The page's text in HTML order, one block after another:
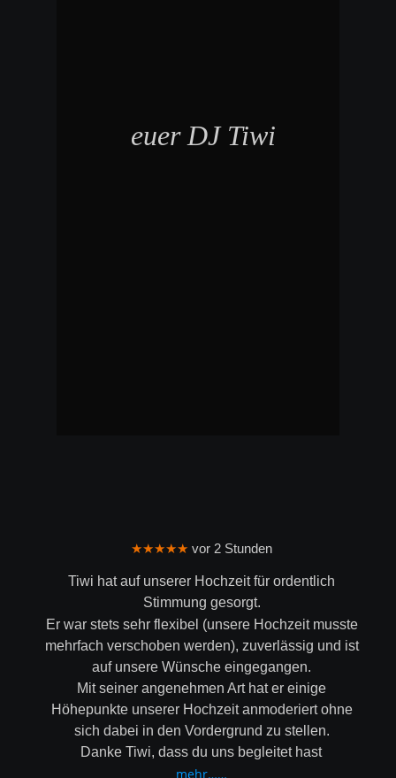
euer DJ Tiwi
★★★★★ vor 2 Stunden
Tiwi hat auf unserer Hochzeit für ordentlich
Stimmung gesorgt.
Er war stets sehr flexibel (unsere Hochzeit musste
mehrfach verschoben werden), zuverlässig und ist
auf unsere Wünsche eingegangen.
Mit seiner angenehmen Art hat er einige
Höhepunkte unserer Hochzeit anmoderiert ohne
sich dabei in den Vordergrund zu stellen.
Danke Tiwi, dass du uns begleitet hast
mehr……